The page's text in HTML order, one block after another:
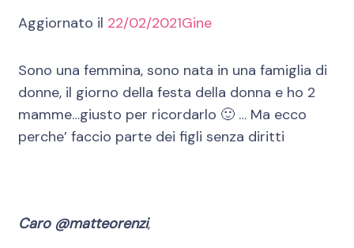
Aggiornato il 22/02/2021Gine
Sono una femmina, sono nata in una famiglia di
donne, il giorno della festa della donna e ho 2
mamme…giusto per ricordarlo 🙂 … Ma ecco
perche’ faccio parte dei figli senza diritti
Caro @matteorenzi,